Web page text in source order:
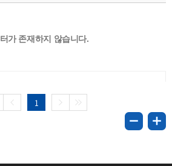
가 존재하지 않습니다.
1